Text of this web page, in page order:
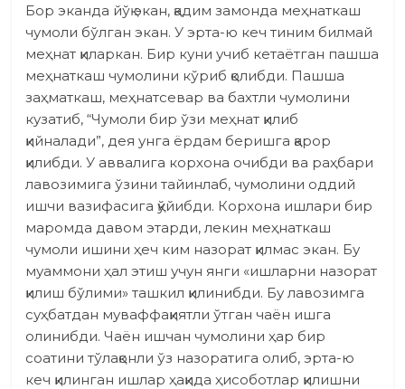
Бор эканда йўқ экан, қадим замонда меҳнаткаш
чумоли бўлган экан. У эрта-ю кеч тиним билмай
меҳнат қиларкан. Бир куни учиб кетаётган пашша
меҳнаткаш чумолини кўриб қолибди. Пашша
заҳматкаш, меҳнатсевар ва бахтли чумолини
кузатиб, “Чумоли бир ўзи меҳнат қилиб
қийналади”, дея унга ёрдам беришга қарор
қилибди. У аввалига корхона очибди ва раҳбари
лавозимига ўзини тайинлаб, чумолини оддий
ишчи вазифасига қўйибди. Корхона ишлари бир
маромда давом этарди, лекин меҳнаткаш
чумоли ишини ҳеч ким назорат қилмас экан. Бу
муаммони ҳал этиш учун янги «ишларни назорат
қилиш бўлими» ташкил қилинибди. Бу лавозимга
суҳбатдан муваффақиятли ўтган чаён ишга
олинибди. Чаён ишчан чумолини ҳар бир
соатини тўлақонли ўз назоратига олиб, эрта-ю
кеч қилинган ишлар ҳақида ҳисоботлар қилишни